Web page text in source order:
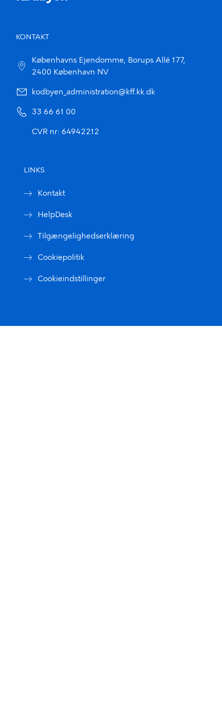
KONTAKT
Københavns Ejendomme, Borups Allé 177,
2400 København NV
kodbyen_administration@kff.kk.dk
33 66 61 00
CVR nr: 64942212
LINKS
Kontakt
HelpDesk
Tilgængelighedserklæring
Cookiepolitik
Cookieindstillinger